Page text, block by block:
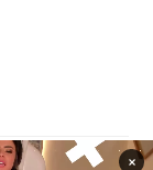
только с